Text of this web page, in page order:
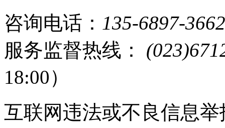
咨询电话： 135-6897-3662
服务监督热线：
18:00）
互联网违法或不良信息